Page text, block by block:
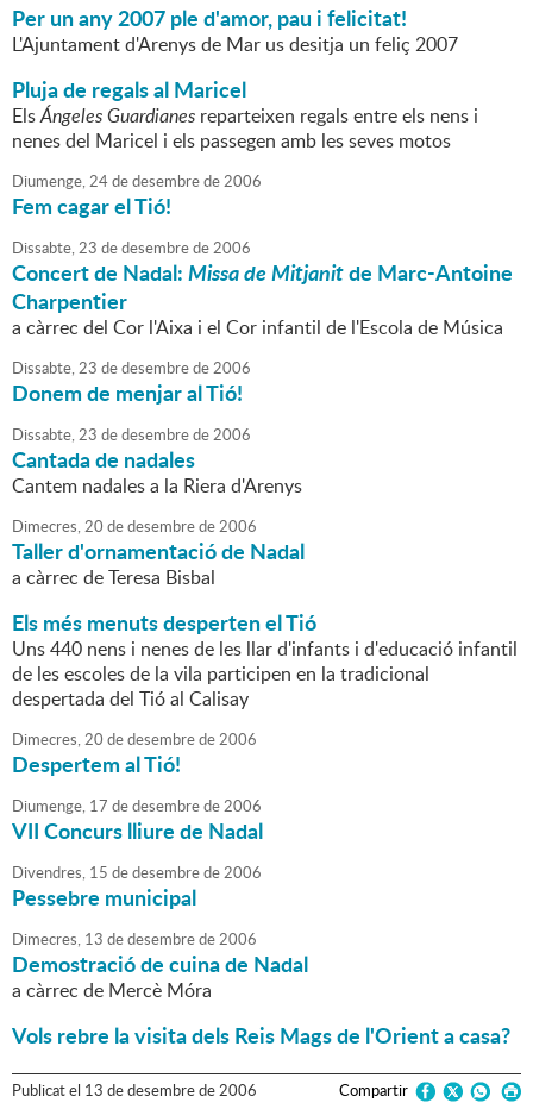
Per un any 2007 ple d'amor, pau i felicitat!
L'Ajuntament d'Arenys de Mar us desitja un feliç 2007
Pluja de regals al Maricel
ElsÁngeles Guardianes reparteixen regals entre els nens i
nenes del Maricel i els passegen amb les seves motos
Diumenge,24dedesembrede2006
Fem cagar el Tió!
Dissabte,23 dedesembrede2006
Concert de Nadal:Missa de Mitjanitde Marc-Antoine
Charpentier
a càrrec del Cor l'Aixa i el Cor infantil de l'Escola de Música
Dissabte,23 dedesembrede2006
Donem de menjar al Tió!
Dissabte,23 dedesembrede2006
Cantada de nadales
Cantem nadales a la Riera d'Arenys
Dimecres,20 dedesembrede2006
Taller d'ornamentació de Nadal
a càrrec de Teresa Bisbal
Els més menuts desperten el Tió
Uns 440 nens i nenes de les llar d'infants i d'educació infantil
de les escoles de la vila participen en la tradicional
despertada del Tió al Calisay
Dimecres,20 dedesembrede2006
Despertem al Tió!
Diumenge, 17 dedesembrede2006
VII Concurs lliure de Nadal
Divendres, 15 dedesembrede2006
Pessebre municipal
Dimecres, 13 dedesembrede2006
Demostració de cuina de Nadal
a càrrec de Mercè Móra
Vols rebre la visita dels Reis Mags de l'Orient a casa?
Publicatel 13 dedesembrede2006 Compartir